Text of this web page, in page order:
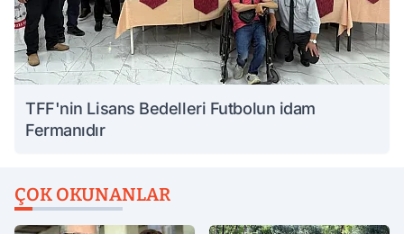
TFF'nin Lisans Bedelleri Futbolun idam
Fermanıdır
ÇOK OKUNANLAR